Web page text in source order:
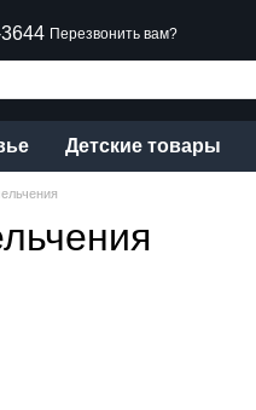
Перезвонить вам?
Детские товары